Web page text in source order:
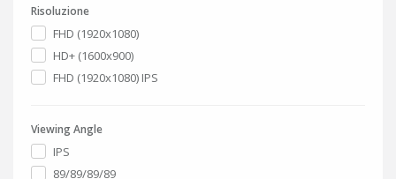
Risoluzione
FHD (1920x1080)
HD+ (1600x900)
FHD (1920x1080) IPS
Viewing Angle
IPS
89/89/89/89